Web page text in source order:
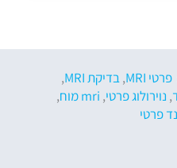
פרטי MRI ,בדיקת MRI
,
, נוירולוג פרטי, mri מוח
,
פרטי